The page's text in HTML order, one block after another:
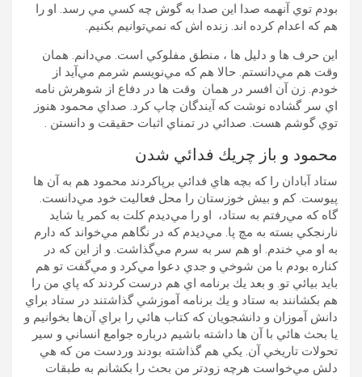
بودم توي آنهمه صدا اين صدا به گوش چه كسي مي رسد. او را
هم كه اعدام كرده اند. زنده اش كه نمي‌توانيم بكنيم.
اين حرف ها و دليل ها ، منطق مفلوكي است. مي‌دانم. همان
وقت هم مي‌دانستم. حالا هم كه مي‌نويسم شرمم مي‌آيد از
خودم. زن آن افسر در همان وقت ها در دفاع از شوهرش نامه
اي سر گشاده نوشت كه آيندگان چاپ كرد. صداي محمود هنوز
توي گوشم هست. صدائي در تمناي اثبات حقيقت و دانستن .
محمود و باز چريك فدائي شدن
ستاد آبادان را كه بچه هاي فدائي برپاكردند محمود هم به آن ها
پيوست. كم و بيش خوزستان را محل فعاليت خود مي‌دانست.
گاه كه مي‌رفتم به ستاد، او را مي‌ديدم كلت به كمر يا شايد
نارنجكي بسته به مچ پا. مي‌ديدم كه در نگاهم مي‌خواند كه دارم
به او مي خندم. او هم سر به سرم مي‌گذاشت. و از اين كه در
كناره بودم با من شوخي و جدي دعوا مي‌كرد و مي‌گفت تو هم
بايد بيائي تو. و بعد يك برنامه اي هم درست كردند كه پاي من را
هم بكشانند به ستاد و يك برنامه آموزشي گذاشتند در ستاد براي
دانش آموزان و دانشجويان كه كتاب هائي را براي آن‌ها بخوانيم و
يا بحث هائي با آن ها داشته باشيم درباره جوامع انساني و سير
تحولات تاريخي آن. يكي هم گذاشته بودند وردست من كه هي
دلش مي‌خواست هرچه زودتر من بحث را بكشانم به طبقات